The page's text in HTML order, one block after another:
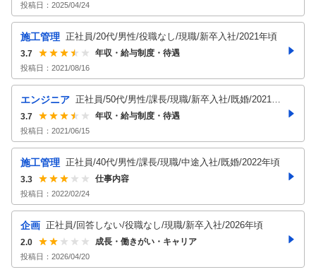
投稿日： 2025/04/24
施工管理 正社員/20代/男性/役職なし/現職/新卒入社/2021年頃
3.7 年収・給与制度・待遇
投稿日： 2021/08/16
エンジニア 正社員/50代/男性/課長/現職/新卒入社/既婚/2021年
頃
3.7 年収・給与制度・待遇
投稿日： 2021/06/15
施工管理 正社員/40代/男性/課長/現職/中途入社/既婚/2022年頃
3.3 仕事内容
投稿日： 2022/02/24
企画 正社員/回答しない/役職なし/現職/新卒入社/2026年頃
2.0 成長・働きがい・キャリア
投稿日： 2026/04/20